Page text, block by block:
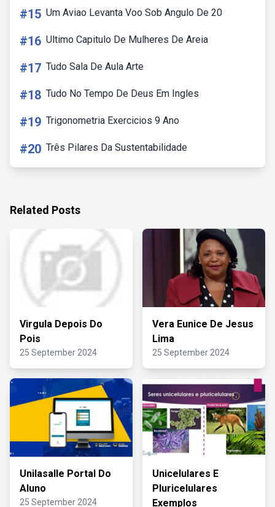
#15 Um Aviao Levanta Voo Sob Angulo De 20
#16 Ultimo Capitulo De Mulheres De Areia
#17 Tudo Sala De Aula Arte
#18 Tudo No Tempo De Deus Em Ingles
#19 Trigonometria Exercicios 9 Ano
#20 Três Pilares Da Sustentabilidade
Related Posts
Virgula Depois Do
Pois
25 September 2024
Vera Eunice De Jesus
Lima
25 September 2024
Unilasalle Portal Do
Aluno
25 September 2024
Unicelulares E
Pluricelulares
Exemplos